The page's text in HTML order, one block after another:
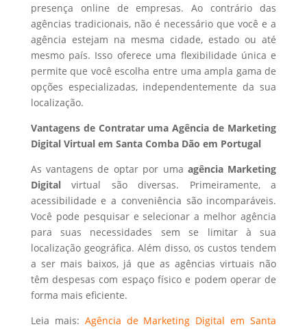
presença online de empresas. Ao contrário das
agências tradicionais, não é necessário que você e a
agência estejam na mesma cidade, estado ou até
mesmo país. Isso oferece uma flexibilidade única e
permite que você escolha entre uma ampla gama de
opções especializadas, independentemente da sua
localização.
Vantagens de Contratar uma Agência de Marketing
Digital Virtual em Santa Comba Dão em Portugal
As vantagens de optar por uma agência Marketing
Digitalvirtual são diversas. Primeiramente, a
acessibilidade e a conveniência são incomparáveis.
Você pode pesquisar e selecionar a melhor agência
para suas necessidades sem se limitar à sua
localização geográfica. Além disso, os custos tendem
a ser mais baixos, já que as agências virtuais não
têm despesas com espaço físico e podem operar de
forma mais eficiente.
Leia mais: Agência de Marketing Digital em Santa